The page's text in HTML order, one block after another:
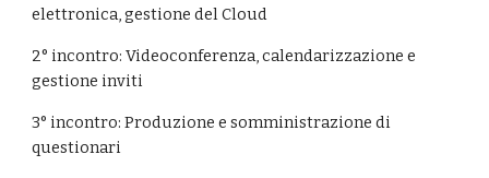
elettronica, gestione del Cloud
2° incontro: Videoconferenza, calendarizzazione e
gestione inviti
3° incontro: Produzione e somministrazione di
questionari